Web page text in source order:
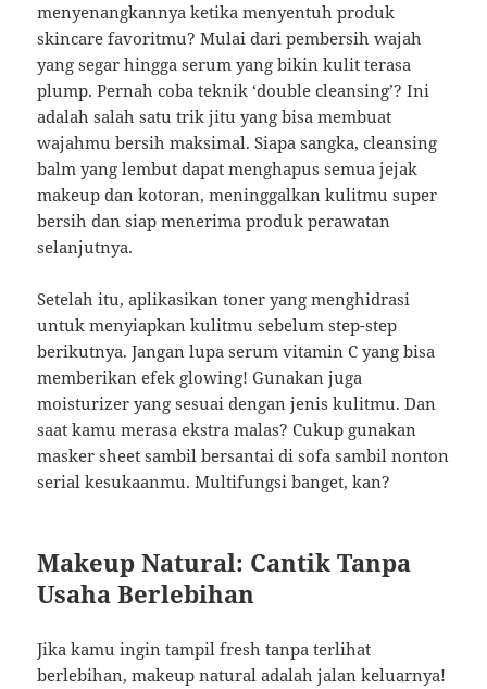
menyenangkannya ketika menyentuh produk
skincare favoritmu? Mulai dari pembersih wajah
yang segar hingga serum yang bikin kulit terasa
plump. Pernah coba teknik ‘double cleansing’? Ini
adalah salah satu trik jitu yang bisa membuat
wajahmu bersih maksimal. Siapa sangka, cleansing
balm yang lembut dapat menghapus semua jejak
makeup dan kotoran, meninggalkan kulitmu super
bersih dan siap menerima produk perawatan
selanjutnya.
Setelah itu, aplikasikan toner yang menghidrasi
untuk menyiapkan kulitmu sebelum step-step
berikutnya. Jangan lupa serum vitamin C yang bisa
memberikan efek glowing! Gunakan juga
moisturizer yang sesuai dengan jenis kulitmu. Dan
saat kamu merasa ekstra malas? Cukup gunakan
masker sheet sambil bersantai di sofa sambil nonton
serial kesukaanmu. Multifungsi banget, kan?
Makeup Natural: Cantik Tanpa
Usaha Berlebihan
Jika kamu ingin tampil fresh tanpa terlihat
berlebihan, makeup natural adalah jalan keluarnya!